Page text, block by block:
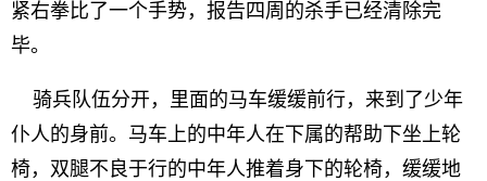
紧右拳比了一个手势，报告四周的杀手已经清除完
毕。
骑兵队伍分开，里面的马车缓缓前行，来到了少年
仆人的身前。马车上的中年人在下属的帮助下坐上轮
椅，双腿不良于行的中年人推着身下的轮椅，缓缓地